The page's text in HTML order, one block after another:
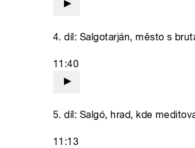
4. díl: Salgotarján, město s
11:40
5. díl: Salgó, hrad, kde
11:13